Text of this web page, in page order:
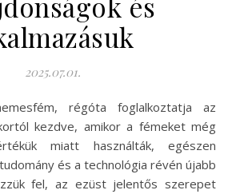
2025.07.01.
kezdve, amikor a fémeket még
miatt használták, egészen
és a technológia révén újabb
fel, az ezüst jelentős szerepet